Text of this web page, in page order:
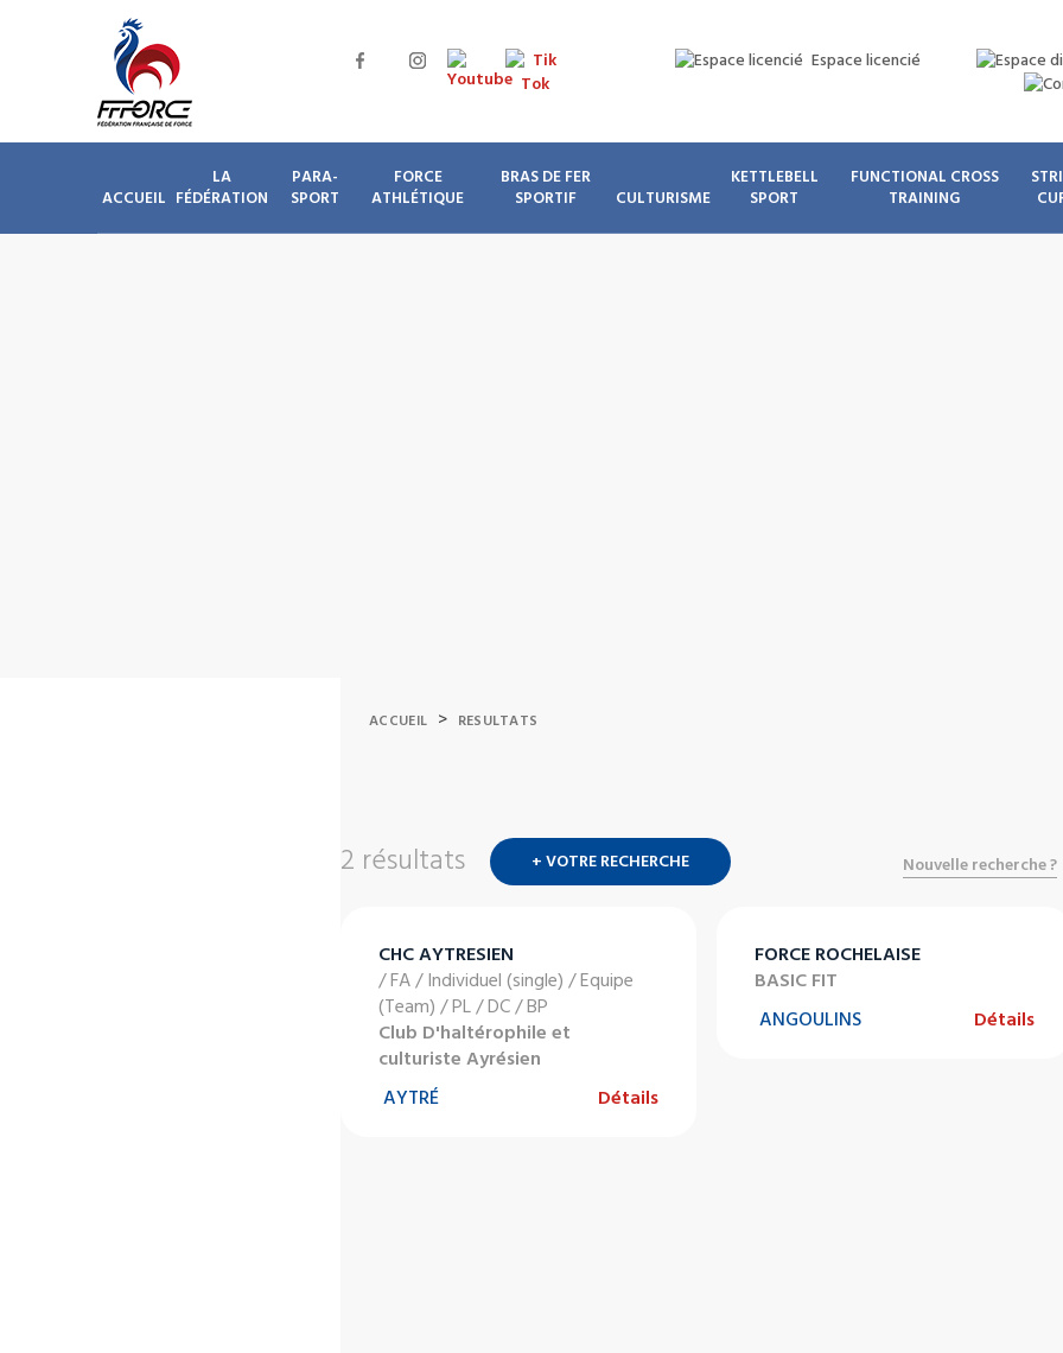
Espace licencié
ACCUEIL
LA
FÉDÉRATION
PARA-
SPORT
FORCE
ATHLÉTIQUE
BRAS DE FER
SPORTIF
CULTURISME
KETTLEBELL
SPORT
FUNCTIONAL CROSS
TRAINING
ACCUEIL > RESULTATS
2 résultats + VOTRE RECHERCHE Nouvelle recherche ?
CHC AYTRESIEN
/ FA / Individuel (single) / Equipe
(Team) / PL / DC / BP
Club D'haltérophile et
culturiste Ayrésien
AYTRÉ
Détails
FORCE ROCHELAISE
BASIC FIT
ANGOULINS
Détails